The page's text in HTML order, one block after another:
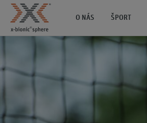
O NÁS ŠPORT